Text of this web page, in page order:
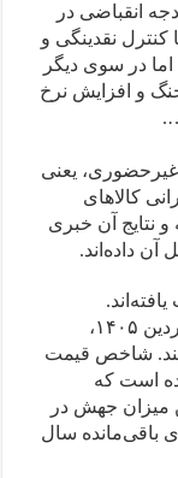
ناسازه بودجه انقباضی در
نقدینگی و
اما در سوی دیگر
و افزایش نرخ
یعنی
کالاهای
نتایج آن خبری
داده‌اند.
گزارش‌های رسمی مرکز آمار ایران در فروردین ۱۴۰۵،
شاخص قیمت
ماه به رقم ۵۶۹,۳ رسیده است که
است. این میزان جهش در
باقی‌مانده سال